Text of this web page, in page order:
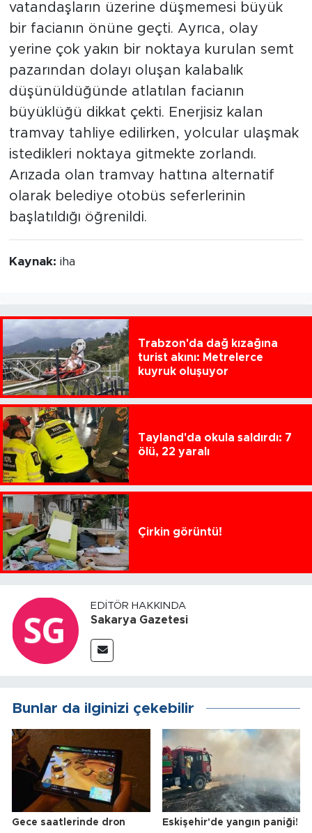
vatandaşların üzerine düşmemesi büyük
bir facianın önüne geçti. Ayrıca, olay
yerine çok yakın bir noktaya kurulan semt
pazarından dolayı oluşan kalabalık
düşünüldüğünde atlatılan facianın
büyüklüğü dikkat çekti. Enerjisiz kalan
tramvay tahliye edilirken, yolcular ulaşmak
istedikleri noktaya gitmekte zorlandı.
Arızada olan tramvay hattına alternatif
olarak belediye otobüs seferlerinin
başlatıldığı öğrenildi.
Kaynak: iha
Trabzon'da dağ kızağına
turist akını: Metrelerce
kuyruk oluşuyor
Tayland'da okula saldırdı: 7
ölü, 22 yaralı
Çirkin görüntü!
EDITÖR HAKKINDA
Sakarya Gazetesi
Bunlar da ilginizi çekebilir
Gece saatlerinde dron
Eskişehir'de yangın paniği!